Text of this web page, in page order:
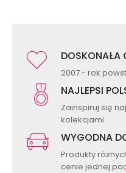
DOSKONAŁA
2007 - rok
NAJLEPSI
Zainspiruj się
kolekcjami
WYGODNA
Produkty
cenie jednej